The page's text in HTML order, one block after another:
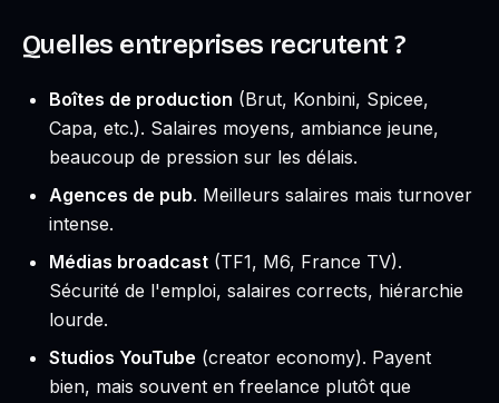
Quelles entreprises recrutent ?
Boîtes de production (Brut, Konbini, Spicee,
Capa, etc.). Salaires moyens, ambiance jeune,
beaucoup de pression sur les délais.
Agences de pub. Meilleurs salaires mais turnover
intense.
Médias broadcast (TF1, M6, France TV).
Sécurité de l'emploi, salaires corrects, hiérarchie
lourde.
Studios YouTube (creator economy). Payent
bien, mais souvent en freelance plutôt que